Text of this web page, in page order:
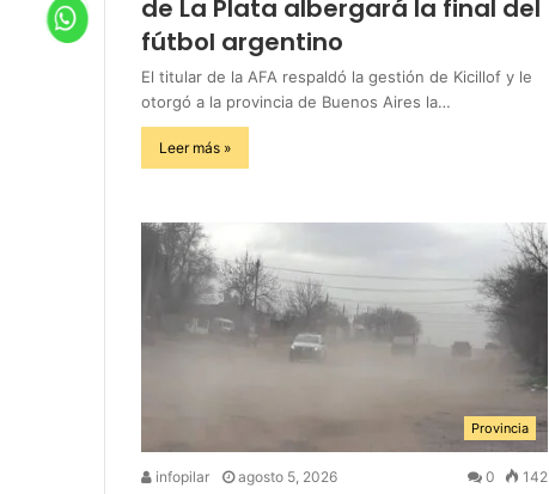
de La Plata albergará la final del
fútbol argentino
El titular de la AFA respaldó la gestión de Kicillof y le
otorgó a la provincia de Buenos Aires la…
Leer más »
Provincia
infopilar agosto 5, 2026 0 142